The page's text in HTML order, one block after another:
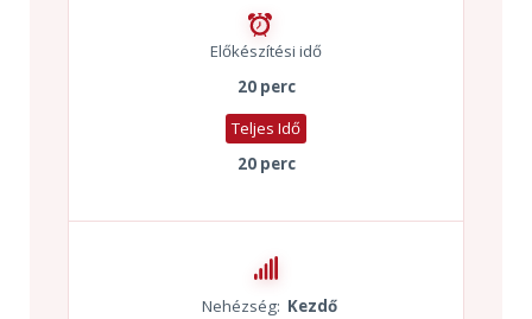
Előkészítési idő
20 perc
Teljes Idő
20 perc
Nehézség: Kezdő